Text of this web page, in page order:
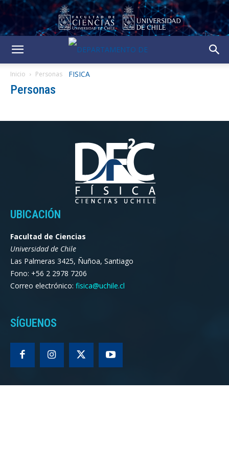
Inicio Personas
Personas
UBICACIÓN
Facultad de Ciencias
Universidad de Chile
Las Palmeras 3425, Ñuñoa, Santiago
Fono: +56 2 2978 7206
Correo electrónico: fisica@uchile.cl
SÍGUENOS